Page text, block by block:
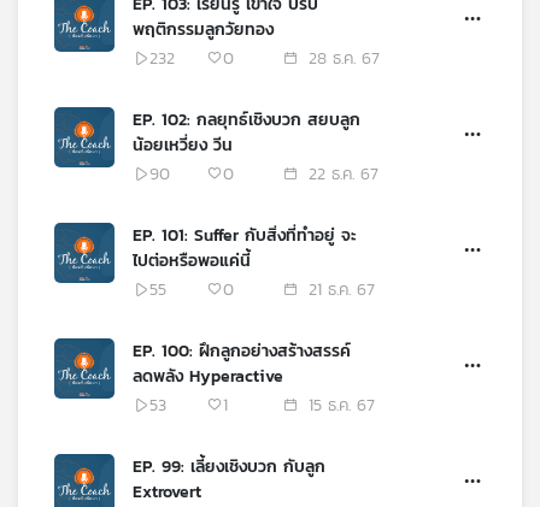
กิจกรรม
เครือ
พฤติกรรมลูกวัยทอง
232
0 28 ธ.ค. 67
EP. 102: กลยุทธ์เชิงบวก สยบลูก
น้อยเหวี่ยง วีน
90
0 22 ธ.ค. 67
EP. 101: Suffer กับสิ่งที่ทำอยู่ จะ
ไปต่อหรือพอแค่นี้
55
0 21 ธ.ค. 67
EP. 100: ฝึกลูกอย่างสร้างสรรค์
ลดพลัง Hyperactive
53
1 15 ธ.ค. 67
EP. 99: เลี้ยงเชิงบวก กับลูก
Extrovert